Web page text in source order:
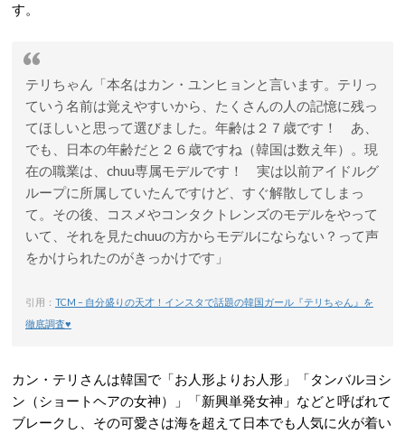
す。
テリちゃん「本名はカン・ユンヒョンと言います。テリっ
ていう名前は覚えやすいから、たくさんの人の記憶に残っ
てほしいと思って選びました。 年齢は２７歳です！ あ、
でも、日本の年齢だと２６歳ですね（韓国は数え年）。 現
在の職業は、chuu専属モデルです！ 実は以前アイドルグ
ループに所属していたんですけど、すぐ解散してしまっ
て。その後、コスメやコンタクトレンズのモデルをやって
いて、それを見たchuuの方からモデルにならない？って声
をかけられたのがきっかけです」
引用： TCM – 自分盛りの天才！インスタで話題の韓国ガール『テリちゃん』を
徹底調査♥
カン・テリさんは韓国で「お人形よりお人形」「タンバルヨシ
ン（ショートヘアの女神）」「新興単発女神」などと呼ばれて
ブレークし、その可愛さは海を超えて日本でも人気に火が着い